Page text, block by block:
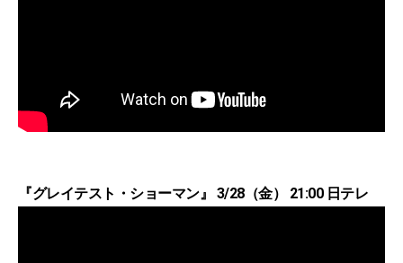
『グレイテスト・ショーマン』 3/28（金） 21:00 日テレ